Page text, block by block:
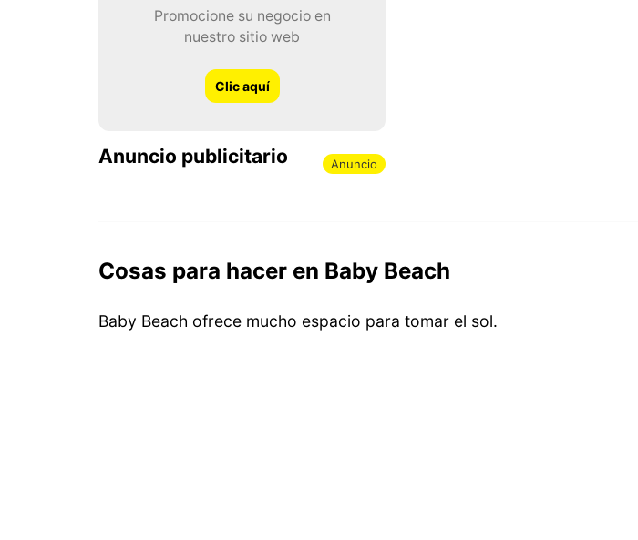
Promocione su negocio en
nuestro sitio web
Clic aquí
Anuncio publicitario Anuncio
Cosas para hacer en Baby Beach
Baby Beach ofrece mucho espacio para tomar el sol.